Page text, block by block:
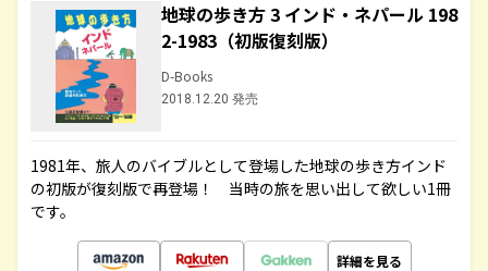
地球の歩き方 3 インド・ネパール 198
2-1983（初版復刻版）
D-Books
2018.12.20 発売
1981年、旅人のバイブルとして登場した地球の歩き方インド
の初版が復刻版で再登場！ 当時の旅を思い出して欲しい1冊
です。
詳細を見る